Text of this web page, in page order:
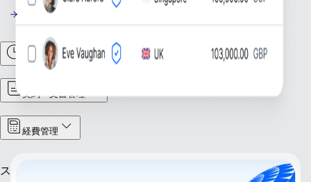
勤怠管理
契約・文書管理
経費管理
スケールアップ